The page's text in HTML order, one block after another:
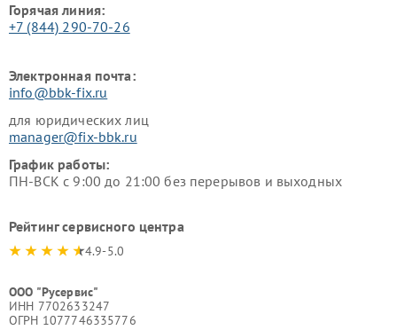
Горячая линия:
+7 (844) 290-70-26
Электронная почта:
info@bbk-fix.ru
для юридических лиц
manager@fix-bbk.ru
График работы:
ПН-ВСК с 9:00 до 21:00 без перерывов и выходных
Рейтинг сервисного центра
4.9-5.0
ООО "Русервис"
ИНН 7702633247
ОГРН 1077746335776